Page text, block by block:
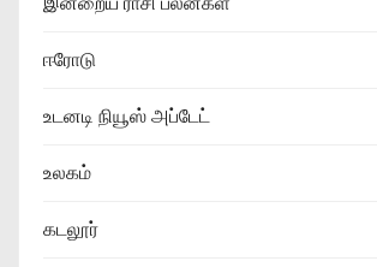
ஈரோடு
உடனடி நியூஸ் அப்டேட்
உலகம்
கடலூர்